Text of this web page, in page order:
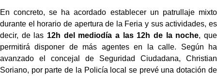
En concreto, se ha acordado establecer un patrullaje mixto
durante el horario de apertura de la Feria y sus actividades, es
decir, de las 12h del mediodía a las 12h de la noche, que
permitirá disponer de más agentes en la calle. Según ha
avanzado el concejal de Seguridad Ciudadana, Christian
Soriano, por parte de la Policía local se prevé una dotación de